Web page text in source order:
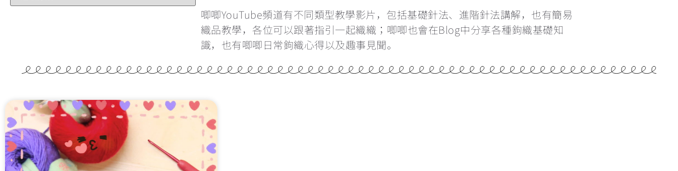
鉤織玩偶一定要學會隱形減針的做法
為甚麼鉤織會引致手痛？手痛該怎麼辦？
唧唧YouTube頻道有不同類型教學影片，包括基礎針法、進階針法講解，也有簡易
織品教學，各位可以跟著指引一起織織；唧唧也會在Blog中分享各種鉤織基礎知
識，也有唧唧日常鉤織心得以及趣事見聞。